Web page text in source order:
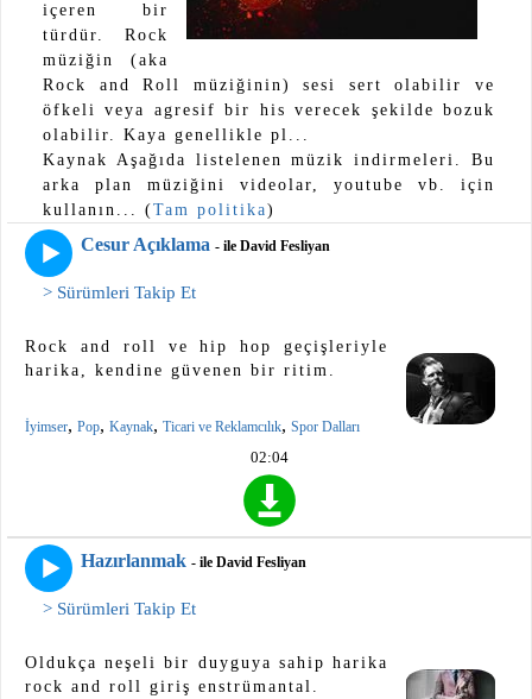
içeren bir
türdür. Rock
müziğin (aka
Rock and Roll müziğinin) sesi sert olabilir ve
öfkeli veya agresif bir his verecek şekilde bozuk
olabilir. Kaya genellikle pl...
Kaynak Aşağıda listelenen müzik indirmeleri. Bu
arka plan müziğini videolar, youtube vb. için
kullanın... (Tam politika)
Cesur Açıklama - ile David Fesliyan
> Sürümleri Takip Et
Rock and roll ve hip hop geçişleriyle
harika, kendine güvenen bir ritim.
İyimser, Pop, Kaynak, Ticari ve Reklamcılık, Spor Dalları
02:04
Hazırlanmak - ile David Fesliyan
> Sürümleri Takip Et
Oldukça neşeli bir duyguya sahip harika
rock and roll giriş enstrümantal.